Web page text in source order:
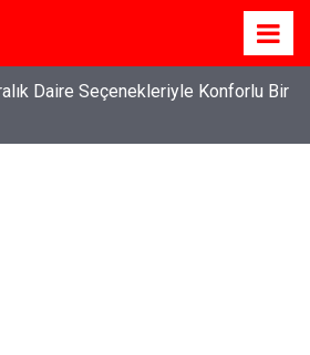
Daire Seçenekleriyle Konforlu Bir